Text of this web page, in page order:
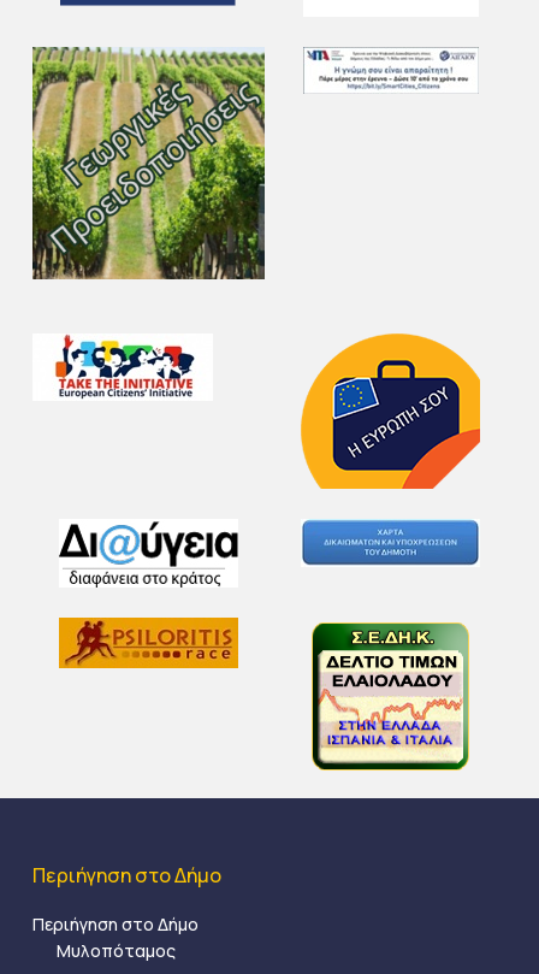
Περιήγηση στο Δήμο
Περιήγηση στο Δήμο
Μυλοπόταμος